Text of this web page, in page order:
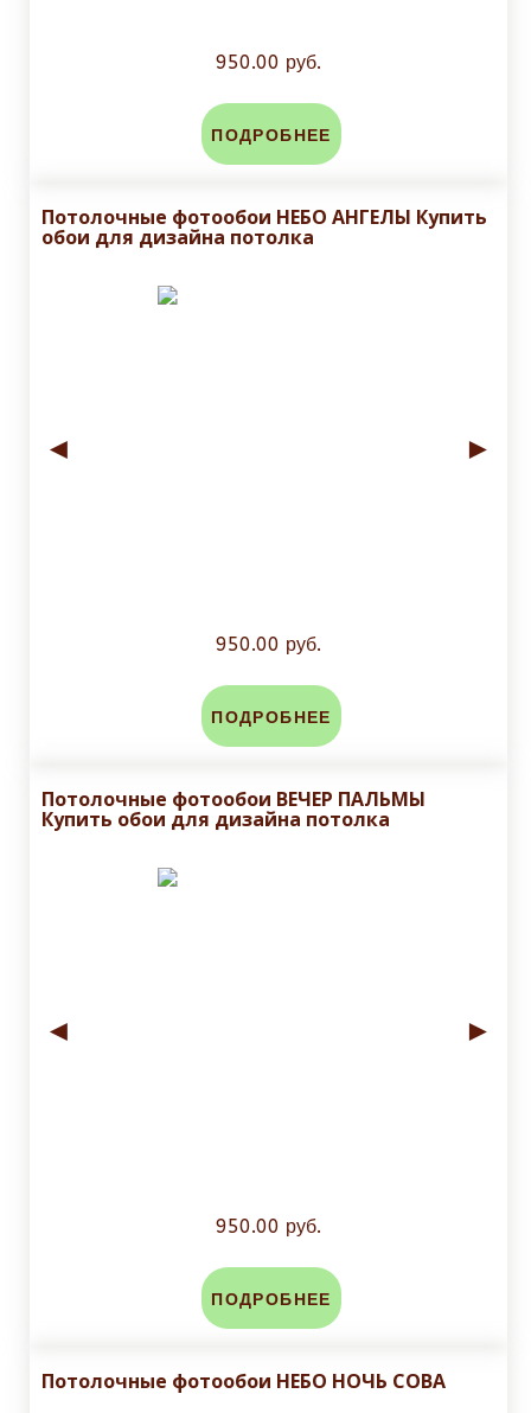
950.00 руб.
ПОДРОБНЕЕ
Потолочные фотообои НЕБО АНГЕЛЫ Купить
обои для дизайна потолка
◄ ►
950.00 руб.
ПОДРОБНЕЕ
Потолочные фотообои ВЕЧЕР ПАЛЬМЫ
Купить обои для дизайна потолка
◄ ►
950.00 руб.
ПОДРОБНЕЕ
Потолочные фотообои НЕБО НОЧЬ СОВА